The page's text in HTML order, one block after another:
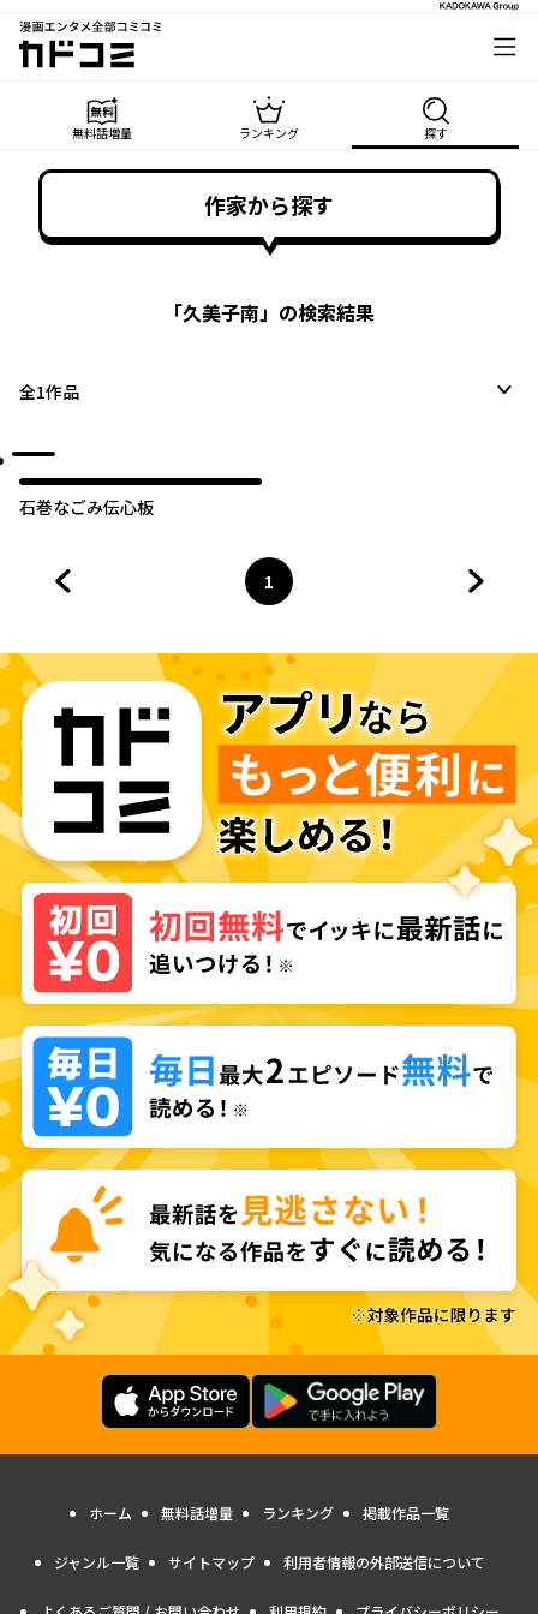
漫画エンタメ全部コミコミ
カドコミ
無料話増量 ランキング 探す
作家から探す
「久美子南」の検索結果
全1作品
石巻なごみ伝心板
ページ
1
へ
ホーム 無料話増量 ランキング 掲載作品一覧
ジャンル一覧 サイトマップ 利用者情報の外部送信について